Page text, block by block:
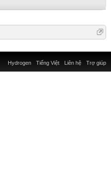
Liên hệ Trợ giúp
Hydrogen Tiếng Việt